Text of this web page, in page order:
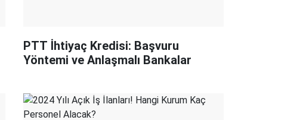
PTT İhtiyaç Kredisi: Başvuru
Yöntemi ve Anlaşmalı Bankalar